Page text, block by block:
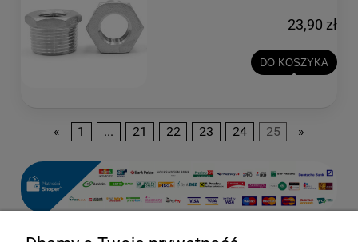
23,90 zł
DO KOSZYKA
« 1 ... 21 22 23 24 25 »